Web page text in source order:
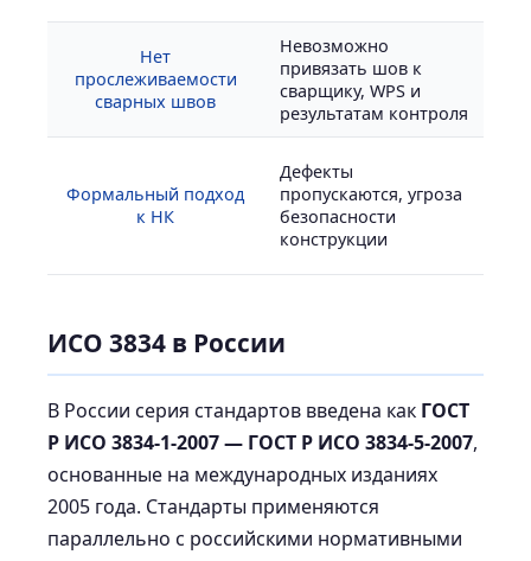
Нет
прослеживаемости
сварных швов
Невозможно
привязать шов к
сварщику, WPS и
результатам контроля
Формальный подход
к НК
Дефекты
пропускаются, угроза
безопасности
конструкции
ИСО 3834 в России
В России серия стандартов введена как ГОСТ
Р ИСО 3834-1-2007 — ГОСТ Р ИСО 3834-5-2007,
основанные на международных изданиях
2005 года. Стандарты применяются
параллельно с российскими нормативными